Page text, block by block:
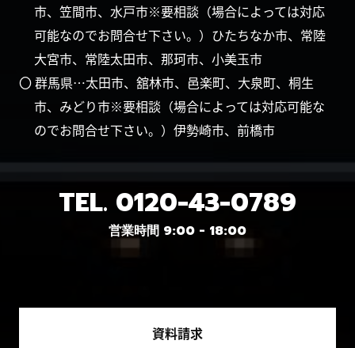
市、笠間市、水戸市※要相談（場合によっては対応
可能なのでお問合せ下さい。）ひたちなか市、常陸
大宮市、常陸太田市、那珂市、小美玉市
〇 群馬県…太田市、舘林市、邑楽町、大泉町、桐生
市、みどり市※要相談（場合によっては対応可能な
のでお問合せ下さい。）伊勢崎市、前橋市
TEL. 0120-43-0789
営業時間 9:00 - 18:00
資料請求